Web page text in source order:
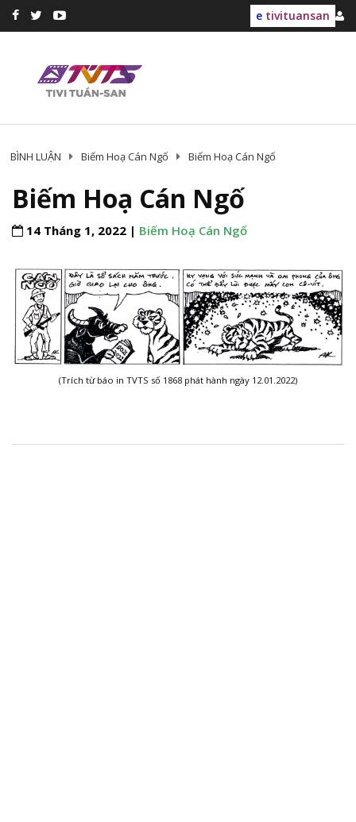
e tivituansan
BÌNH LUẬN Biếm Hoạ Cán Ngố Biếm Hoạ Cán Ngố
Biếm Hoạ Cán Ngố
14 Tháng 1, 2022 | Biếm Hoạ Cán Ngố
(Trích từ báo in TVTS số 1868 phát hành ngày 12.01.2022)